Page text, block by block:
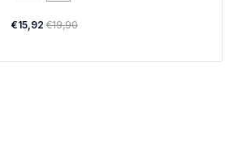
€15,92 €19,90